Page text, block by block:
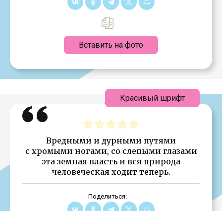
Вставить на фото
Вредными и дурными путями
с хромыми ногами, со слепыми глазами
эта земная власть и вся природа
человеческая ходит теперь.
Поделиться:
Красивый шрифт